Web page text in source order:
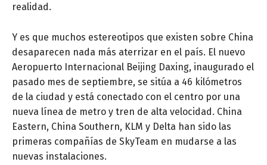
realidad.
Y es que muchos estereotipos que existen sobre China
desaparecen nada más aterrizar en el país. El nuevo
Aeropuerto Internacional Beijing Daxing, inaugurado el
pasado mes de septiembre, se sitúa a 46 kilómetros
de la ciudad y está conectado con el centro por una
nueva línea de metro y tren de alta velocidad. China
Eastern, China Southern, KLM y Delta han sido las
primeras compañías de SkyTeam en mudarse a las
nuevas instalaciones.